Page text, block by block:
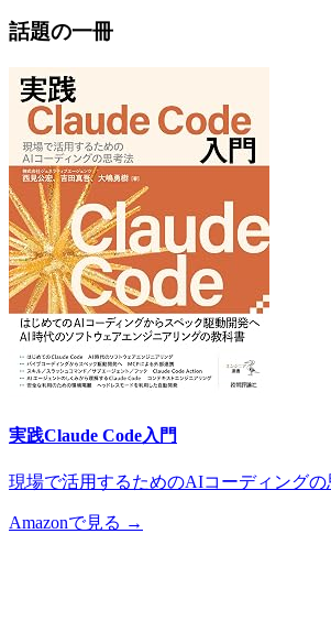
話題の一冊
実践Claude Code入門
現場で活用するためのAIコーディングの
Amazonで見る →